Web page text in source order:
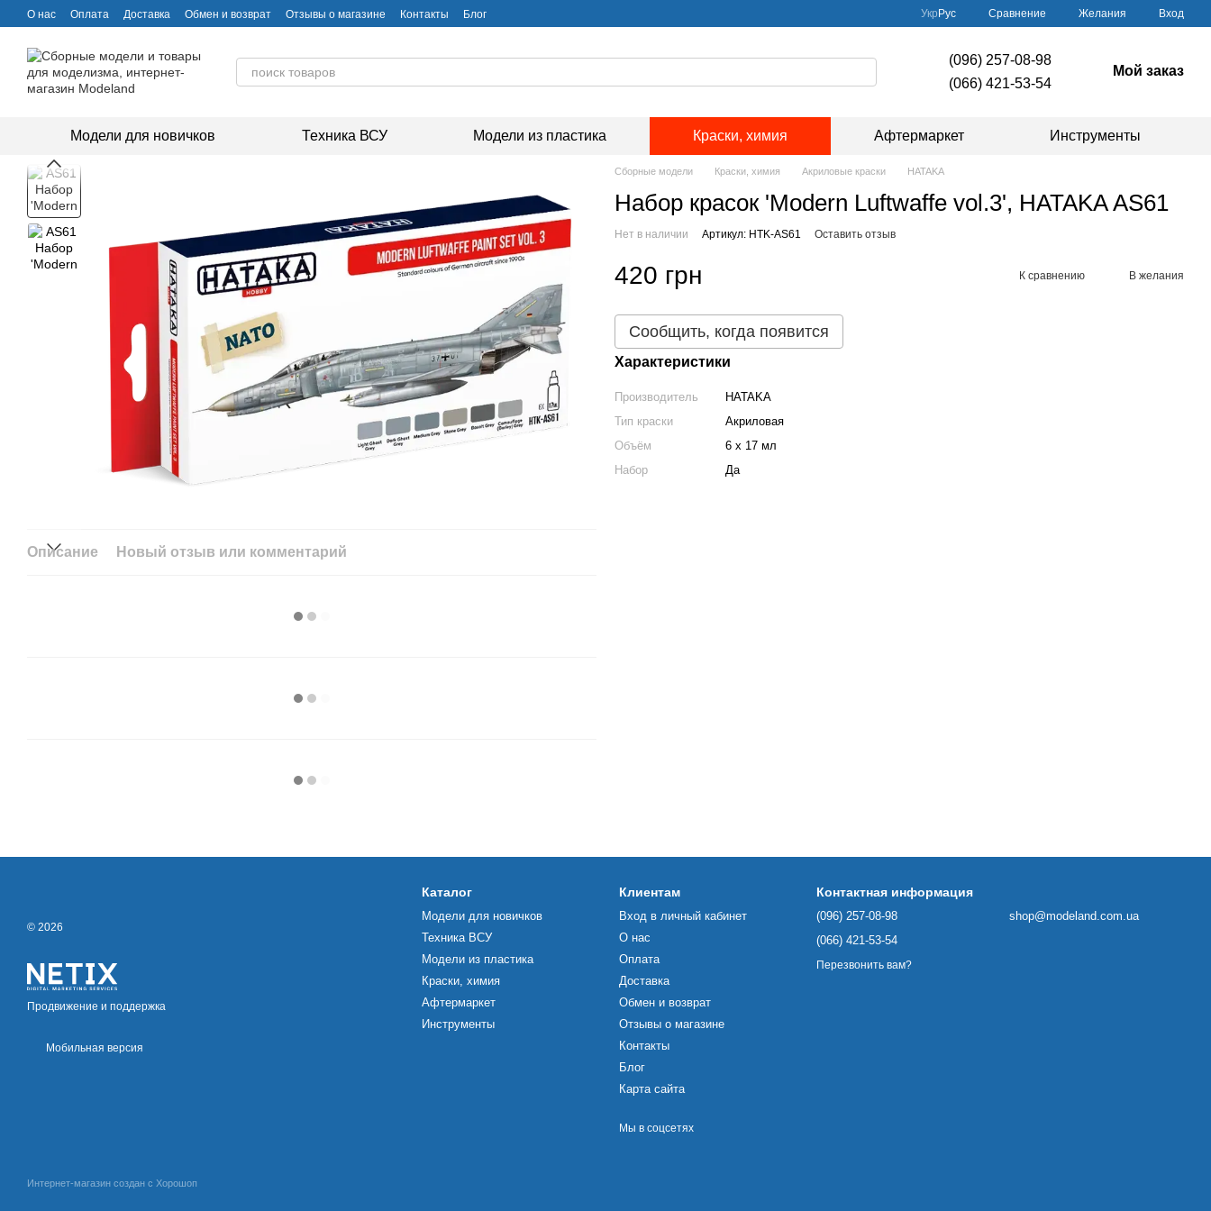
Перейти к основному контенту
О нас Оплата Доставка Обмен и возврат Отзывы о магазине Контакты Блог Укр Рус Сравнение Желания Вход
(096) 257-08-98
(066) 421-53-54
Мой заказ
Модели для новичков Техника ВСУ Модели из пластика Краски, химия Афтермаркет Инструменты
Описание Новый отзыв или комментарий
Сборные модели Краски, химия Акриловые краски HATAKA
Набор красок 'Modern Luftwaffe vol.3', HATAKA AS61
Нет в наличии Артикул: HTK-AS61 Оставить отзыв
420 грн К сравнению В желания
Сообщить, когда появится
Характеристики
Производитель
HATAKA
Тип краски
Акриловая
Объём
6 x 17 мл
Набор
Да
© 2026
Продвижение и поддержка
Мобильная версия
Интернет-магазин создан с Хорошоп
Каталог
Модели для новичков
Техника ВСУ
Модели из пластика
Краски, химия
Афтермаркет
Инструменты
Клиентам
Вход в личный кабинет
О нас
Оплата
Доставка
Обмен и возврат
Отзывы о магазине
Контакты
Блог
Карта сайта
Мы в соцсетях
Контактная информация
(096) 257-08-98
(066) 421-53-54
Перезвонить вам?
shop@modeland.com.ua